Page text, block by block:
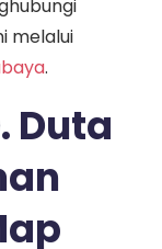
melalui
.
Duta